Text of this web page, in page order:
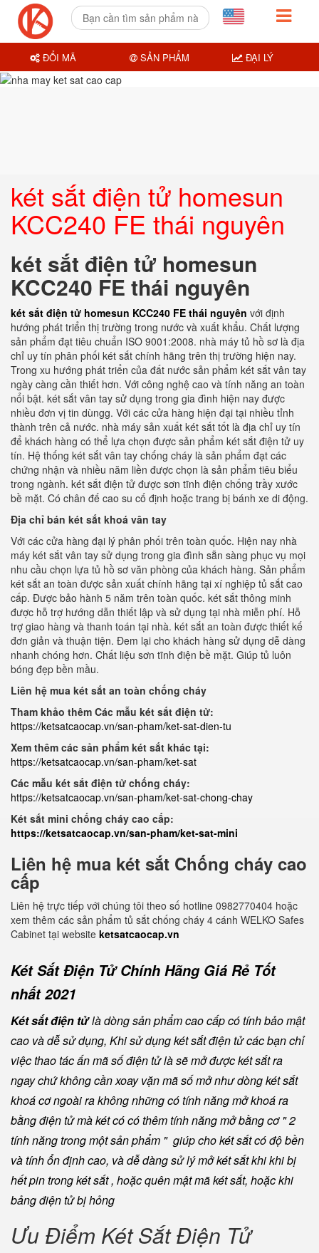
két sắt điện tử homesun
KCC240 FE thái nguyên
két sắt điện tử homesun
KCC240 FE thái nguyên
két sắt điện tử homesun KCC240 FE thái nguyên với định
hướng phát triển thị trường trong nước và xuất khẩu. Chất lượng
sản phẩm đạt tiêu chuẩn ISO 9001:2008. nhà máy tủ hồ sơ là địa
chỉ uy tín phân phối két sắt chính hãng trên thị trường hiện nay.
Trong xu hướng phát triển của đất nước sản phẩm két sắt vân tay
ngày càng cần thiết hơn. Với công nghệ cao và tính năng an toàn
nổi bật. két sắt vân tay sử dụng trong gia đình hiện nay được
nhiều đơn vị tin dùngg. Với các cửa hàng hiện đại tại nhiều tỉnh
thành trên cả nước. nhà máy sản xuất két sắt tốt là địa chỉ uy tín
để khách hàng có thể lựa chọn được sản phẩm két sắt điện tử uy
tín. Hệ thống két sắt vân tay chống cháy là sản phẩm đạt các
chứng nhận và nhiều năm liền được chọn là sản phẩm tiêu biểu
trong ngành. két sắt điện tử được sơn tĩnh điện chống trầy xước
bề mặt. Có chân đế cao su cố định hoặc trang bị bánh xe di động.
Địa chỉ bán két sắt khoá vân tay
Với các cửa hàng đại lý phân phối trên toàn quốc. Hiện nay nhà
máy két sắt vân tay sử dụng trong gia đình sẵn sàng phục vụ mọi
nhu cầu chọn lựa tủ hồ sơ văn phòng của khách hàng. Sản phẩm
két sắt an toàn được sản xuất chính hãng tại xí nghiệp tủ sắt cao
cấp. Được bảo hành 5 năm trên toàn quốc. két sắt thông minh
được hỗ trợ hướng dẫn thiết lập và sử dụng tại nhà miễn phí. Hỗ
trợ giao hàng và thanh toán tại nhà. két sắt an toàn được thiết kế
đơn giản và thuận tiện. Đem lại cho khách hàng sử dụng dễ dàng
nhanh chóng hơn. Chất liệu sơn tĩnh điện bề mặt. Giúp tủ luôn
bóng đẹp bền mầu.
Liên hệ mua két sắt an toàn chống cháy
Tham khảo thêm Các mẫu két sắt điện tử:
https://ketsatcaocap.vn/san-pham/ket-sat-dien-tu
Xem thêm các sản phẩm két sắt khác tại:
https://ketsatcaocap.vn/san-pham/ket-sat
Các mẫu két sắt điện tử chống cháy:
https://ketsatcaocap.vn/san-pham/ket-sat-chong-chay
Két sắt mini chống cháy cao cấp:
https://ketsatcaocap.vn/san-pham/ket-sat-mini
Liên hệ mua két sắt Chống cháy cao
cấp
Liên hệ trực tiếp với chúng tôi theo số hotline 0982770404 hoặc
xem thêm các sản phẩm tủ sắt chống cháy 4 cánh WELKO Safes
Cabinet tại website ketsatcaocap.vn
Két Sắt Điện Tử Chính Hãng Giá Rẻ Tốt
nhất 2021
Két sắt điện tửlà dòng sản phẩm cao cấp có tính bảo mật
cao và dễ sử dụng, Khi sử dụng két sắt điện tử các bạn chỉ
việc thao tác ấn mã số điện tử là sẽ mở được két sắt ra
ngay chứ không cần xoay vặn mã số mở như dòng két sắt
khoá cơ ngoài ra không những có tính năng mở khoá ra
bằng điện tử mà két có có thêm tính năng mở bằng cơ " 2
tính năng trong một sản phẩm " giúp cho két sắt có độ bền
và tính ổn định cao, và dễ dàng sử lý mở két sắt khi khi bị
hết pin trong két sắt , hoặc quên mật mã két sắt, hoặc khi
bảng điện tử bị hỏng
Ưu Điểm Két Sắt Điện Tử
ĐỔI MÃ SẢN PHẨM ĐẠI LÝ